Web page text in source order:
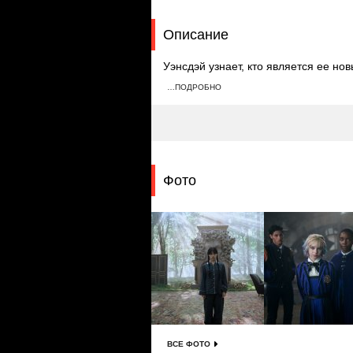
Описание
Уэнсдэй узнает, кто является ее
выясняет, как управлять Хайдом.
…ПОДРОБНО
Фото
ВСЕ ФОТО